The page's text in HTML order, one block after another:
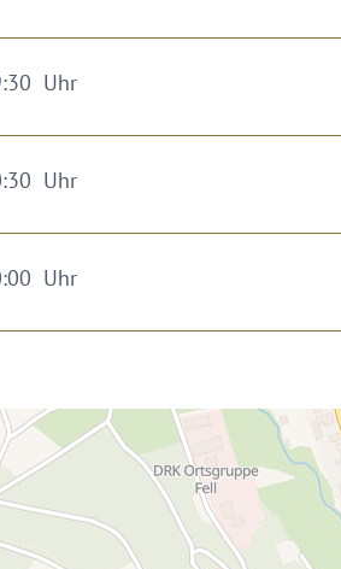
Uhr
Uhr
Uhr